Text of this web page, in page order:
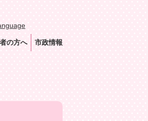
の方へ 市政情報